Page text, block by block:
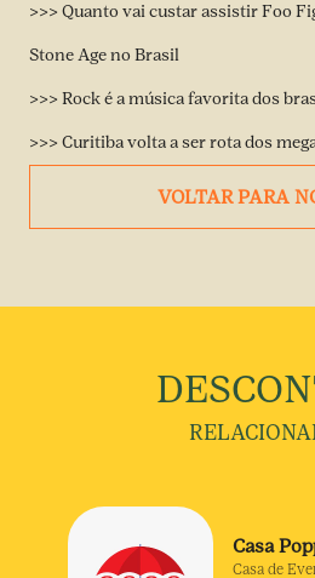
>>> Quanto vai custar assistir Foo
Stone Age no Brasil
>>> Rock é a música favorita dos
>>> Curitiba volta a ser rota dos
VOLTAR PARA
Casa
Casa de